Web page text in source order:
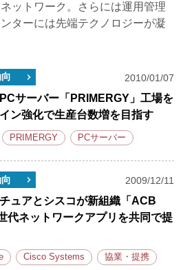
ットワーク。さらには運用管理
ターには先端テクノロジーが凝
2010/01/07
サーバー「PRIMERGY」工場を
ン強化で生産台数増を目指す
PRIMERGY PCサーバー
2009/12/11
ュアとシスコが新組織「ACB
代ネットワークアプリを共同で提
Cisco Systems 協業・提携